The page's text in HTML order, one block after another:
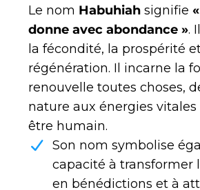
Le nom Habuhiah signifie
donne avec abondance ».
la fécondité, la prospérité
régénération. Il incarne la
renouvelle toutes choses,
nature aux énergies
être humain.
Son nom symbolise
capacité à transformer
en bénédictions et à